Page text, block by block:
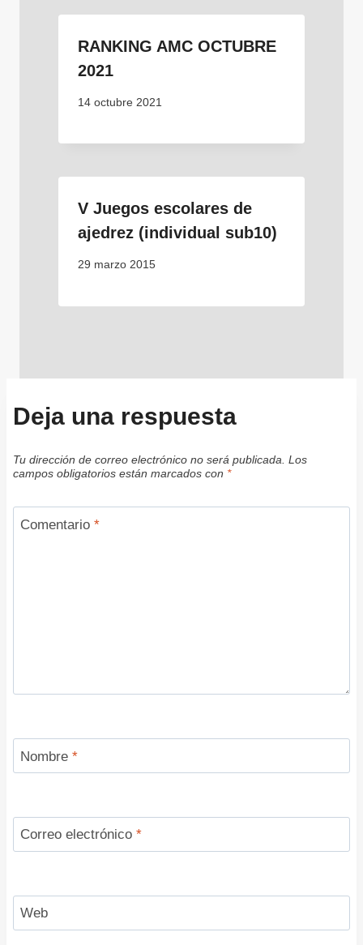
RANKING AMC OCTUBRE
2021
14 octubre 2021
V Juegos escolares de
ajedrez (individual sub10)
29 marzo 2015
Deja una respuesta
Tu dirección de correo electrónico no será publicada. Los
campos obligatorios están marcados con *
Comentario *
Nombre *
Correo electrónico *
Web